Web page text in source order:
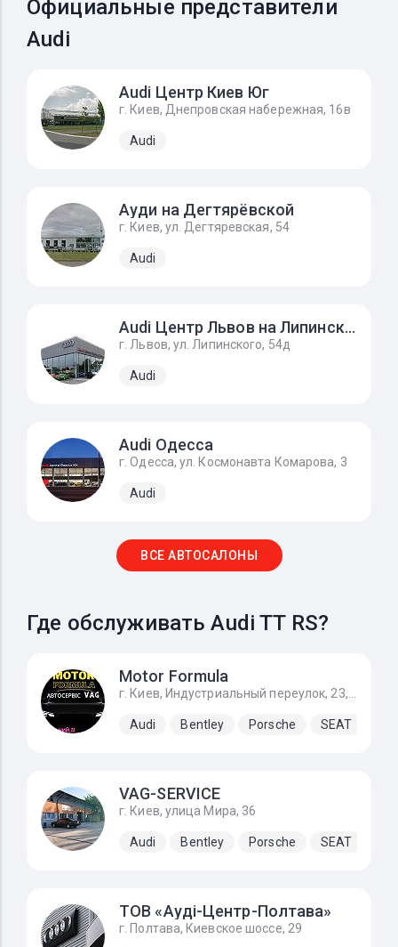
Официальные представители
Audi
Audi Центр Киев Юг
г. Киев, Днепровская набережная, 16в
Audi
Ауди на Дегтярёвской
г. Киев, ул. Дегтяревская, 54
Audi
Audi Центр Львов на Липинского
г. Львов, ул. Липинского, 54д
Audi
Audi Одесса
г. Одесса, ул. Космонавта Комарова, 3
Audi
ВСЕ АВТОСАЛОНЫ
Где обслуживать Audi TT RS?
Motor Formula
Audi Bentley Porsche SEAT
VAG-SERVICE
г. Киев, улица Мира, 36
Audi Bentley Porsche SEAT
ТОВ «Ауді-Центр-Полтава»
г. Полтава, Киевское шоссе, 29